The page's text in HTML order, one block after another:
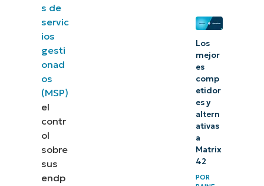
s de
servic
ios
gesti
onad
os
(MSP)
el
contr
ol
sobre
sus
endp
Los
mejor
es
comp
etidor
es y
altern
ativas
a
Matrix
42
POR